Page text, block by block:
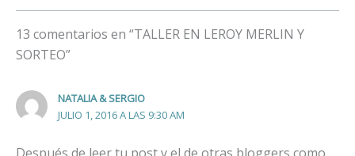
13 comentarios en “TALLER EN LEROY MERLIN Y
SORTEO”
NATALIA & SERGIO
JULIO 1, 2016 A LAS 9:30 AM